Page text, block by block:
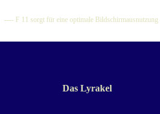
---- F 11 sorgt für eine optimale
Das Lyrakel